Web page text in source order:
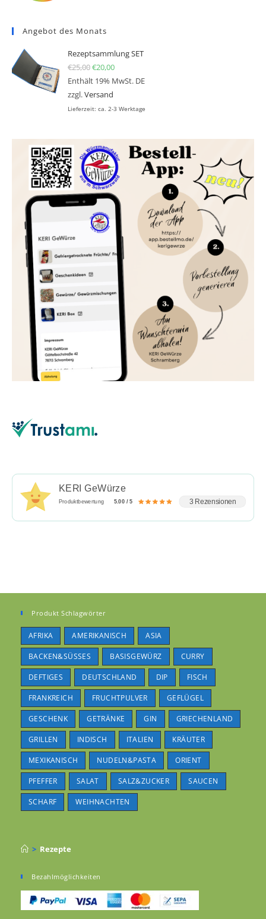
Angebot des Monats
Rezeptsammlung SET
€25,00Ursprünglicher Preis war: €25,00
€20,00Aktueller Preis ist: €20,00.
Enthält 19% MwSt. DE
zzgl.Versand
Lieferzeit: ca. 2-3 Werktage
KERI GeWürze
Produktbewertung 5.00 / 5 3 Rezensionen
Produkt Schlagwörter
AFRIKA AMERIKANISCH ASIA
BACKEN&SÜSSES BASISGEWÜRZ CURRY
DEFTIGES DEUTSCHLAND DIP FISCH
FRANKREICH FRUCHTPULVER GEFLÜGEL
GESCHENK GETRÄNKE GIN GRIECHENLAND
GRILLEN INDISCH ITALIEN KRÄUTER
MEXIKANISCH NUDELN&PASTA ORIENT
PFEFFER SALAT SALZ&ZUCKER SAUCEN
SCHARF WEIHNACHTEN
> Rezepte
Bezahlmöglichkeiten